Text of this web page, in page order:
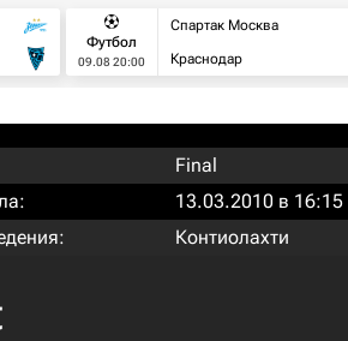
Футбол
09.08 20:00
Спартак Москва
Краснодар
Final
13.03.2010 в 16:15
Контиолахти